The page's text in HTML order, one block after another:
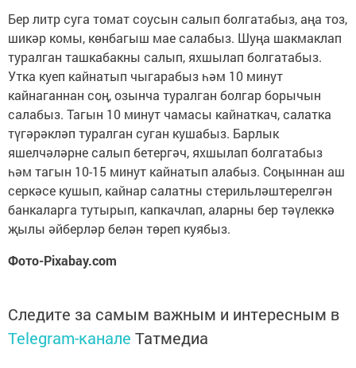
Бер литр суга томат соусын салып болгатабыз, аңа тоз,
шикәр комы, көнбагыш мае салабыз. Шуңа шакмаклап
туралган ташкабакны салып, яхшылап болгатабыз.
Утка куеп кайнатып чыгарабыз һәм 10 минут
кайнаганнан соң, озынча туралган болгар борычын
салабыз. Тагын 10 минут чамасы кайнаткач, салатка
түгәрәкләп туралган суган кушабыз. Барлык
яшелчәләрне салып бетергәч, яхшылап болгатабыз
һәм тагын 10-15 минут кайнатып алабыз. Соңыннан аш
серкәсе кушып, кайнар салатны стерильләштерелгән
банкаларга тутырып, капкачлап, аларны бер тәүлеккә
җылы әйберләр белән төреп куябыз.
Фото-Pixabay.com
Следите за самым важным и интересным в
Telegram-канале Татмедиа